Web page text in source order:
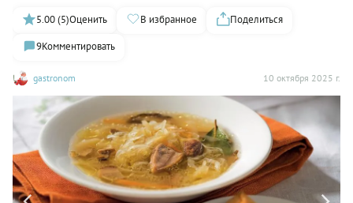
gastronom 10 октября 2025 г.
5.00 (5)Оценить В избранное
Поделиться
9Комментировать